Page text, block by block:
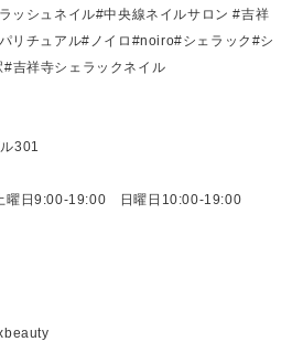
ッシュネイル#中央線ネイルサロン #吉祥
リチュアル#ノイロ#noiro#シェラック#シ
吉祥寺シェラックネイル
301
曜日9:00-19:00 日曜日10:00-19:00